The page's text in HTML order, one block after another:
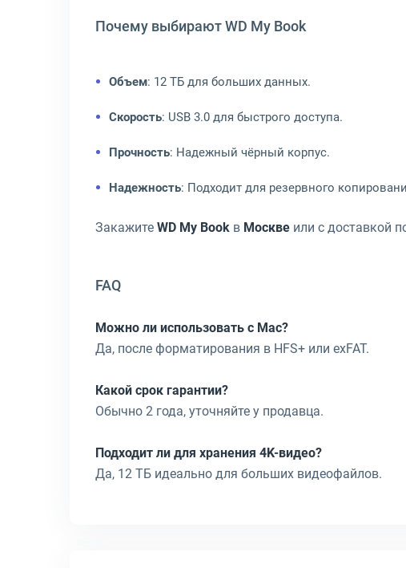
Почему выбирают WD My Book
Объем: 12 ТБ для больших данных.
Скорость: USB 3.0 для быстрого доступа.
Прочность: Надежный чёрный корпус.
Надежность: Подходит для резервного
Закажите WD My Book в Москве или с доставкой
FAQ
Можно ли использовать с Mac?
Да, после форматирования в HFS+ или exFAT.
Какой срок гарантии?
Обычно 2 года, уточняйте у продавца.
Подходит ли для хранения 4K-видео?
Да, 12 ТБ идеально для больших видеофайлов.